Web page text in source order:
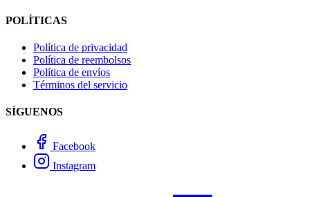
POLÍTICAS
Política de privacidad
Política de reembolsos
Política de envíos
Términos del servicio
SÍGUENOS
Facebook
Instagram